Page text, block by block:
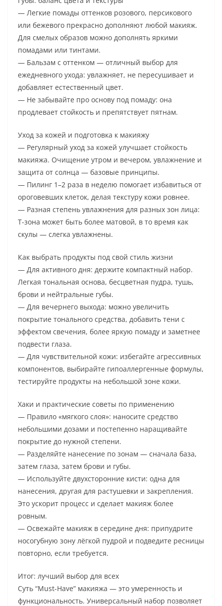
— Легкие помады оттенков розового, персикового
или бежевого прекрасно дополняют любой макияж.
Для смелых образов можно дополнять яркими
помадами или тинтами.
— Бальзам с оттенком — отличный выбор для
ежедневного ухода: увлажняет, не пересушивает и
добавляет естественный цвет.
— Не забывайте про основу под помаду: она
продлевает стойкость и препятствует пятнам.
Уход за кожей и подготовка к макияжу
— Регулярный уход за кожей улучшает стойкость
макияжа. Очищение утром и вечером, увлажнение и
защита от солнца — базовые принципы.
— Пилинг 1–2 раза в неделю помогает избавиться от
ороговевших клеток, делая текстуру кожи ровнее.
— Разная степень увлажнения для разных зон лица:
T-зона может быть более матовой, в то время как
скулы — слегка увлажнены.
Как выбрать продукты под свой стиль жизни
— Для активного дня: держите компактный набор.
Легкая тональная основа, бесцветная пудра, тушь,
брови и нейтральные губы.
— Для вечернего выхода: можно увеличить
покрытие тонального средства, добавить тени с
эффектом свечения, более яркую помаду и заметнее
подвести глаза.
— Для чувствительной кожи: избегайте агрессивных
компонентов, выбирайте гипоаллергенные формулы,
тестируйте продукты на небольшой зоне кожи.
Хаки и практические советы по применению
— Правило «мягкого слоя»: наносите средство
небольшими дозами и постепенно наращивайте
покрытие до нужной степени.
— Разделяйте нанесение по зонам — сначала база,
затем глаза, затем брови и губы.
— Используйте двухсторонние кисти: одна для
нанесения, другая для растушевки и закрепления.
Это ускорит процесс и сделает макияж более
ровным.
— Освежайте макияж в середине дня: припудрите
носогубную зону лёгкой пудрой и подведите ресницы
повторно, если требуется.
Итог: лучший выбор для всех
Суть “Must-Have” макияжа — это умеренность и
функциональность. Универсальный набор позволяет